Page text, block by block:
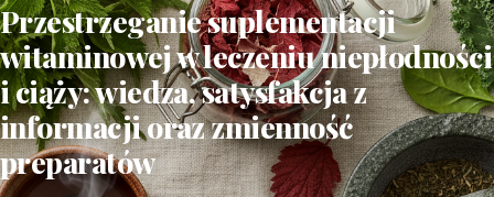
Przestrzeganie suplementacji
witaminowej w leczeniu niepłodności
i ciąży: wiedza, satysfakcja z
informacji oraz zmienność
preparatów